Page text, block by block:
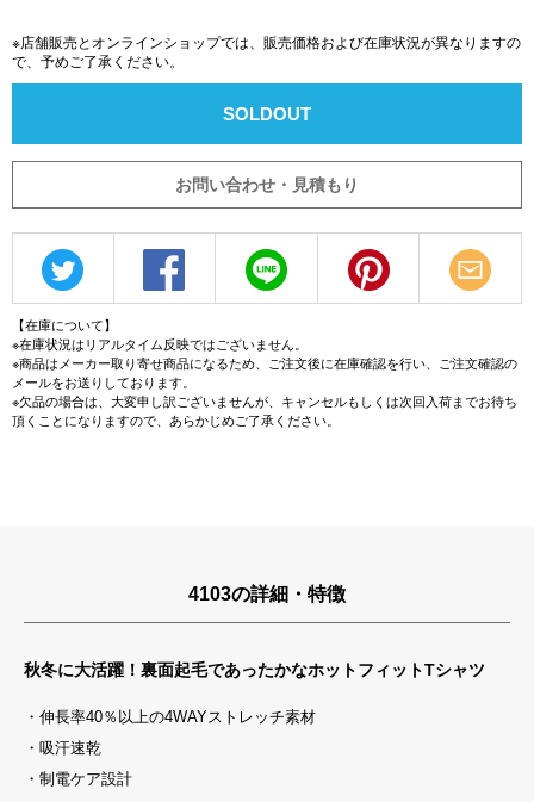
※店舗販売とオンラインショップでは、販売価格および在庫状況が異なりますの
で、予めご了承ください。
SOLDOUT
お問い合わせ・見積もり
【在庫について】
※在庫状況はリアルタイム反映ではございません。
※商品はメーカー取り寄せ商品になるため、ご注文後に在庫確認を行い、ご注文確認の
メールをお送りしております。
※欠品の場合は、大変申し訳ございませんが、キャンセルもしくは次回入荷までお待ち
頂くことになりますので、あらかじめご了承ください。
4103の詳細・特徴
秋冬に大活躍！裏面起毛であったかなホットフィットTシャツ
・伸長率40％以上の4WAYストレッチ素材
・吸汗速乾
・制電ケア設計